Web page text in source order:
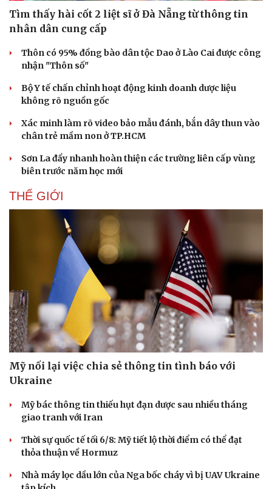
Tìm thấy hài cốt 2 liệt sĩ ở Đà Nẵng từ thông tin
nhân dân cung cấp
Thôn có 95% đồng bào dân tộc Dao ở Lào Cai được công
nhận "Thôn số"
Bộ Y tế chấn chỉnh hoạt động kinh doanh dược liệu
không rõ nguồn gốc
Xác minh làm rõ video bảo mẫu đánh, bắn dây thun vào
chân trẻ mầm non ở TP.HCM
Sơn La đẩy nhanh hoàn thiện các trường liên cấp vùng
biên trước năm học mới
THẾ GIỚI
Mỹ nối lại việc chia sẻ thông tin tình báo với
Ukraine
Mỹ bác thông tin thiếu hụt đạn dược sau nhiều tháng
giao tranh với Iran
Thời sự quốc tế tối 6/8: Mỹ tiết lộ thời điểm có thể đạt
thỏa thuận về Hormuz
Nhà máy lọc dầu lớn của Nga bốc cháy vì bị UAV Ukraine